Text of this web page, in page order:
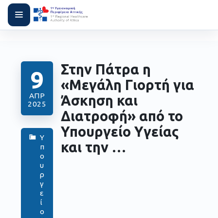
9
ΑΠΡ
2025
Υ
π
ο
υ
ρ
γ
ε
ί
ο
Στην Πάτρα η
«Μεγάλη Γιορτή για
Άσκηση και
Διατροφή» από το
Υπουργείο Υγείας
και την …